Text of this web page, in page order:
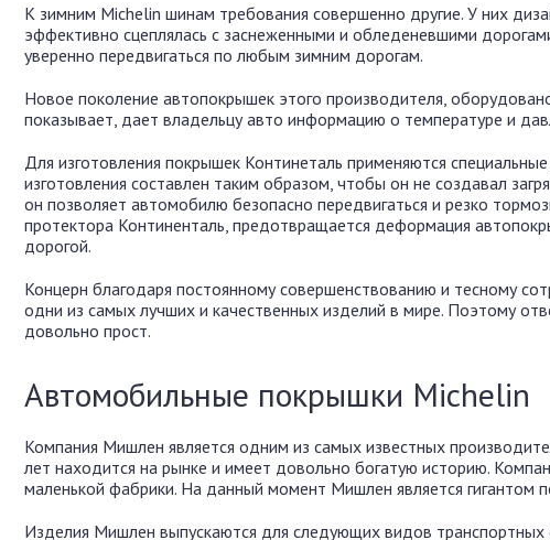
К зимним Michelin шинам требования совершенно другие. У них
эффективно сцеплялась с заснеженными и обледеневшими
уверенно передвигаться по любым зимним дорогам.
Новое поколение автопокрышек этого производителя,
показывает, дает владельцу авто информацию о температуре и
Для изготовления покрышек Континеталь применяются
изготовления составлен таким образом, чтобы он не создавал
он позволяет автомобилю безопасно передвигаться и резко
протектора Континенталь, предотвращается деформация
дорогой.
Концерн благодаря постоянному совершенствованию и тесному
одни из самых лучших и качественных изделий в мире. Поэтому
довольно прост.
Автомобильные покрышки Michelin
Компания Мишлен является одним из самых известных
лет находится на рынке и имеет довольно богатую историю.
маленькой фабрики. На данный момент Мишлен является гигантом
Изделия Мишлен выпускаются для следующих видов транспортных